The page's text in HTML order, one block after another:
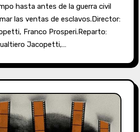
hasta antes de la guerra civil
las ventas de esclavos.Director:
Franco Prosperi.Reparto:
Jacopetti,…